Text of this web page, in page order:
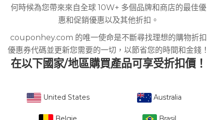
何時候為您帶來來自全球 10W+ 多個品牌和商店的最佳優
惠和促銷優惠以及其他折扣。
couponhey.com 的唯一使命是不斷尋找理想的購物折扣
優惠券代碼並更新您需要的一切，以節省您的時間和金錢！
在以下國家/地區購買產品可享受折扣價！
United States Australia
Belgie Brasil